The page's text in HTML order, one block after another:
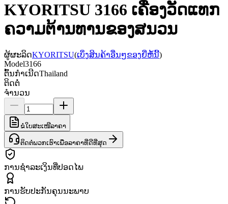
KYORITSU 3166 ເຄື່ອງວັດແທກ
ຄວາມຕ້ານທານຂອງສນວນ
ຜູ້ຜະລິດKYORITSU(ເບິ່ງສິນຄ້າອື່ນໆຂອງຍີ່ຫໍ້ນີ້)
Model3166
ຕົ້ນກຳເນີດThailand
ຕິດຕໍ່
ຈຳນວນ
ຂໍໃບສະເໜີລາຄາ
ຕິດຕໍ່ພວກເຮົາເພື່ອລາຄາທີ່ດີທີ່ສຸດ
ການຊຳລະເງິນທີ່ປອດໄພ
ການຮັບປະກັນຄຸນນະພາບ